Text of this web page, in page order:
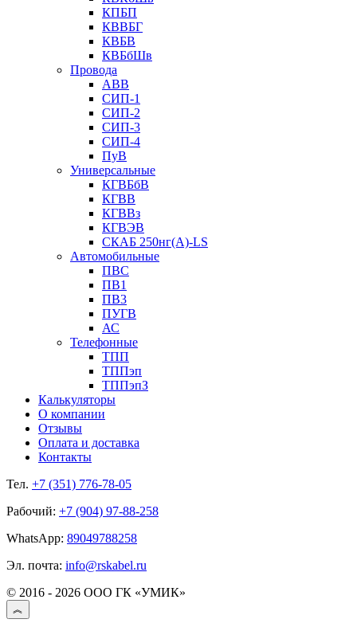
КПБП
КВВБГ
КВБВ
КВБбШв
Провода
АВВ
СИП-1
СИП-2
СИП-3
СИП-4
ПуВ
Универсальные
КГВБбВ
КГВВ
КГВВз
КГВЭВ
СКАБ 250нг(А)-LS
Автомобильные
ПВС
ПВ1
ПВ3
ПУГВ
АС
Телефонные
ТПП
ТППэп
ТППэпЗ
Калькуляторы
О компании
Отзывы
Оплата и доставка
Контакты
Тел. +7 (351) 776-78-05
Рабочий: +7 (904) 97-88-258
WhatsApp: 89049788258
Эл. почта: info@rskabel.ru
© 2016 - 2026 ООО ГК «УМИК»